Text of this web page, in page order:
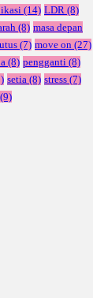
(14) LDR (8)
(8) masa depan
(7) move on (27)
(8) pengganti (8)
setia (8) stress (7)
(9)